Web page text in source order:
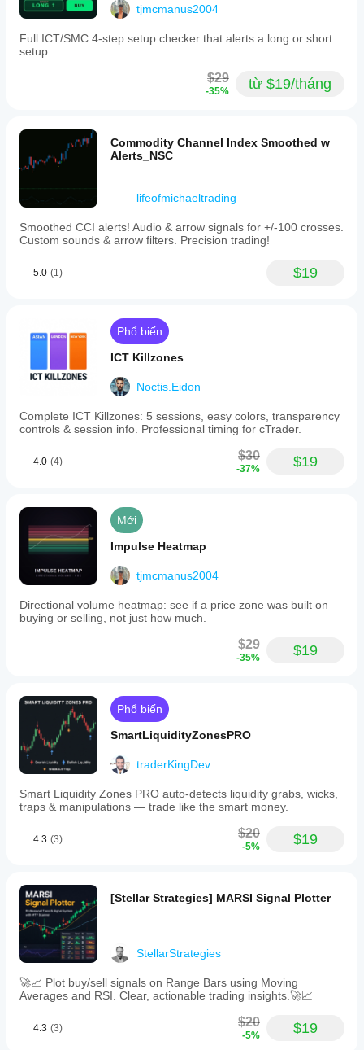
https://ctrader.com/products/557
https://ctrader.com/products/845
https://ctrader.com/products/551
https://ctrader.com/products/574
https://ctrader.com/products/573
https://ctrader.com/products/558
for
informed
decision-
tjmcmanus2004
Full ICT/SMC 4-step setup checker that alerts a long or short
setup.
$29
-35% từ $19/tháng
Commodity Channel Index Smoothed w
Alerts_NSC
lifeofmichaeltrading
Smoothed CCI alerts! Audio & arrow signals for +/-100 crosses.
Custom sounds & arrow filters. Precision trading!
5.0 (1) $19
Phổ biến
ICT Killzones
Noctis.Eidon
Complete ICT Killzones: 5 sessions, easy colors, transparency
controls & session info. Professional timing for cTrader.
4.0 (4) $30
-37% $19
Mới
Impulse Heatmap
tjmcmanus2004
Directional volume heatmap: see if a price zone was built on
buying or selling, not just how much.
$29
-35% $19
Phổ biến
SmartLiquidityZonesPRO
traderKingDev
Smart Liquidity Zones PRO auto-detects liquidity grabs, wicks,
traps & manipulations — trade like the smart money.
4.3 (3) $20
-5% $19
[Stellar Strategies] MARSI Signal Plotter
StellarStrategies
🚀📈 Plot buy/sell signals on Range Bars using Moving
Averages and RSI. Clear, actionable trading insights.🚀📈
4.3 (3) $20
-5% $19